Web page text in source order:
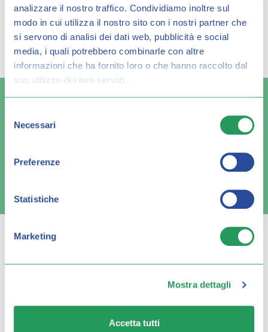
analizzare il nostro traffico. Condividiamo inoltre sul
modo in cui utilizza il nostro sito con i nostri partner che
si servono di analisi dei dati web, pubblicità e social
media, i quali potrebbero combinarle con altre
informazioni che ha fornito loro o che hanno raccolto dal
suo utilizzo dei loro servizi .
delNecessari
Preferenze
Statistiche
Marketing
Mostra dettagli
Accetta tutti
Spiacenti, ma non è stato trovato alcun
risultato per: